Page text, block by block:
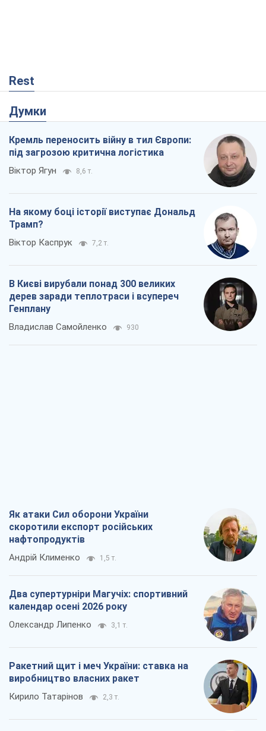
Rest
Думки
Кремль переносить війну в тил Європи:
під загрозою критична логістика
Віктор Ягун 8,6 т.
На якому боці історії виступає Дональд
Трамп?
Віктор Каспрук 7,2 т.
В Києві вирубали понад 300 великих
дерев заради теплотраси і всупереч
Генплану
Владислав Самойленко 930
Як атаки Сил оборони України
скоротили експорт російських
нафтопродуктів
Андрій Клименко 1,5 т.
Два супертурніри Магучіх: спортивний
календар осені 2026 року
Олександр Липенко 3,1 т.
Ракетний щит і меч України: ставка на
виробництво власних ракет
Кирило Татарінов 2,3 т.